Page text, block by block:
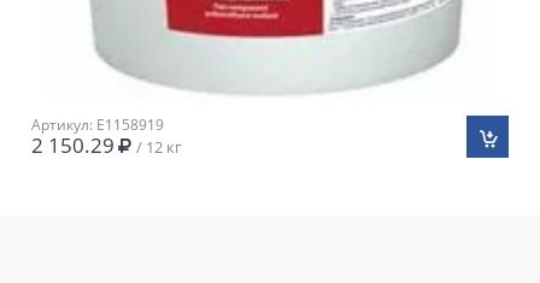
Артикул: E1158919
2 150.29 / 12 кг